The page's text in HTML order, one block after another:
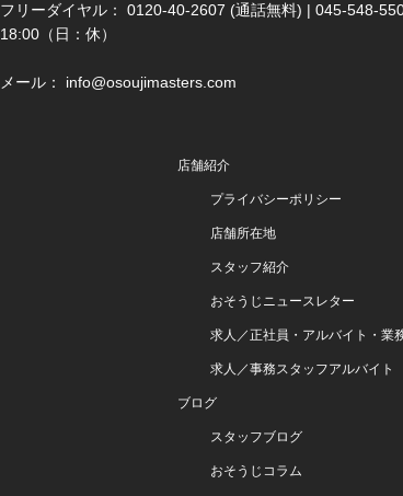
フリーダイヤル： 0120-40-2607 (通話無料) | 045-548-
18:00（日：休）
メール： info@osoujimasters.com
店舗紹介
プライバシーポリシー
店舗所在地
スタッフ紹介
おそうじニュースレター
求人／正社員・アルバイト・業
求人／事務スタッフアルバイト
ブログ
スタッフブログ
おそうじコラム